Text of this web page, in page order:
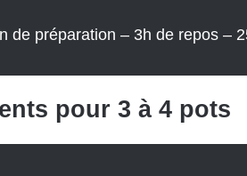
de préparation – 3h de repos –
pour 3 à 4 pots